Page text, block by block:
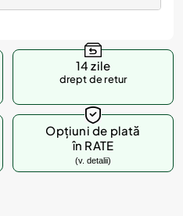
14 zile
drept de retur
Opțiuni de plată
în RATE
(v. detalii)